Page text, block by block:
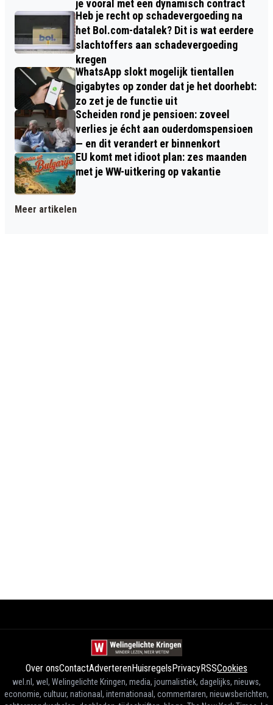
je vooral met een dynamisch contract
Heb je recht op schadevergoeding na
het Bol.com-datalek? Dit is wat eerdere
slachtoffers aan schadevergoeding
kregen
WhatsApp slokt mogelijk tientallen
gigabytes op zonder dat je het doorhebt:
zo zet je de functie uit
Scheiden rond je pensioen: zoveel
verlies je écht aan ouderdomspensioen
— en dit verandert er binnenkort
EU komt met idioot plan: zes maanden
met je WW-uitkering op vakantie
Meer artikelen
Over onsContactAdverterenHuisregels PrivacyRSSCookies
wel.nl, wel, Welingelichte Kringen, media, journalistiek, dagelijks, nieuws,
economie, cultuur, nationaal, internationaal, commentaren, nieuwsberichten,